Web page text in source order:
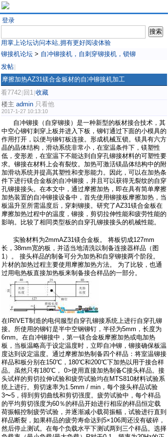
登录
用掌上论坛访问本站,拥有更好阅读体验
铆接机论坛 > 自冲铆接机，自刺穿铆接机，锁铆
发帖
摩擦加热AZ31镁合金板材的自冲铆接机加工
看7742 回1 收藏
楼主 admin 只看他
2017-1-27 10:13:10
自冲铆接（自穿铆接）是一种新型的板材接合技术，其
中空心铆钉刺穿上板并进入下板，铆钉通过下面的小模具的
作用打开，以便与铆钉板连接。形成机械互锁。镁具有六方
晶的晶体结构，滑动系统非常小，在室温条件下，镁塑性
低，变形差，在室温下不能达到自穿孔铆接材料的可塑性要
求。铆接在材料上会有裂纹。加热可激活镁晶体结构中的附
加滑动系统并提高其塑性和变形能力。因此，可以在加热条
件下进行镁合金板的自冲铆接，并且可以获得无裂纹的自穿
孔铆接接头。在本文中，通过摩擦加热，即在具有简单摩擦
加热装置的自冲铆接设备中，首先使用铆接板摩擦加热，当
板温升至所需温度后，穿刺铆接。研究了AZ31镁合金板在
摩擦加热过程中的温度，铆接，剪切拉伸性能和疲劳性能的
影响。比较了相同类型板的自穿孔铆接接头的机械性能。
实验材料为2mmAZ31镁合金板。 将板切成127mm
长，38mm宽的板，并适当地清洗以制备连接器样品（图
1）。 接头样品的制备可分为加热和自穿铆接两个阶段。
片材的加热过程主要使用摩擦加热方法。 为了比较，也通
过用电热板直接加热板来制备接合样品的一部分。
在IRIVET制造的电伺服型自穿孔铆接系统上进行自穿孔铆
接。所使用的铆钉是半中空钢铆钉，半径为5mm，长度为
6mm。在自冲铆接中，第一镁合金板摩擦加热或电加热
板，当板温略高于设定温度时，立即自冲铆，铆接确保板温
度达到设定温度。通过摩擦加热制备四个样品：将室温铆接
样品和板分别在150℃，180℃和200℃下加热以用于接合样
品。虽然只有180℃， 0>使用直接加热制备C接头样品。接
头试样的剪切拉伸试验和疲劳试验均在MTS810材料试验系
统上进行。剪切速率为1.5mm / min，每个接头样品试验
3〜5，得到剪切曲线和剪切强度。疲劳试验中，每个样品
的平均剪切强度为60％的样品开始进行相应的样品恒定载
荷振幅控制疲劳试验，并逐渐减小载荷振幅，试验进行直到
样品断裂，如果样品的疲劳寿命达到5×106周还没有破碎，
然后停止测试。在每个负载水平下测试两到三个样品。选择